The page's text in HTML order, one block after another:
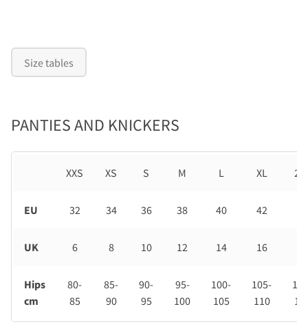
Size tables
PANTIES AND KNICKERS
XXS XS S M L XL
EU 32 34 36 38 40 42
UK 6 8 10 12 14 16
Hips
cm
80-
85
85-
90
90-
95
95-
100
100-
105
105-
110